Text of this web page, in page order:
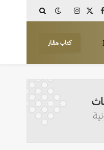
Facebook
X
Instagram
كتاب هڤار